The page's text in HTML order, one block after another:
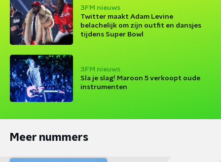
3FM nieuws
Twitter maakt Adam Levine
belachelijk om zijn outfit en dansjes
tijdens Super Bowl
3FM nieuws
Sla je slag! Maroon 5 verkoopt oude
instrumenten
Meer nummers